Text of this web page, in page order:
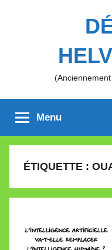
Menu
ÉTIQUETTE :